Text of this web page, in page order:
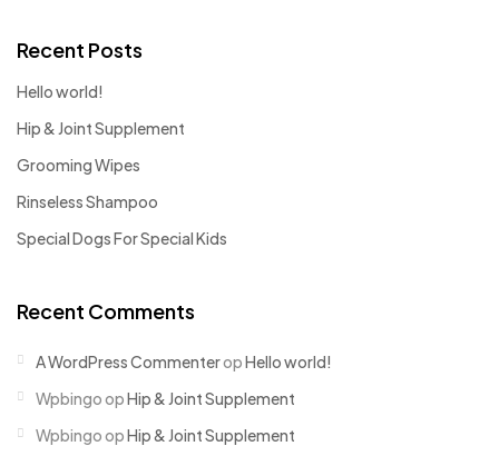
Recent Posts
Hello world!
Hip & Joint Supplement
Grooming Wipes
Rinseless Shampoo
Special Dogs For Special Kids
Recent Comments
A WordPress CommenteropHello world!
WpbingoopHip & Joint Supplement
WpbingoopHip & Joint Supplement